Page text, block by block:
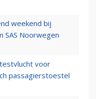
weekend bij
SAS Noorwegen
voor
passagierstoestel